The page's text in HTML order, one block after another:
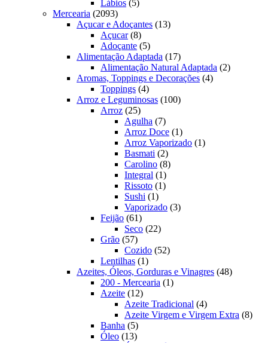
Lábios 55
Mercearia 20932093
produtos
Açucar e Adoçantes 1313
Açucar 88
produtos
Adoçante 55
produtos
Alimentação Adaptada 1717
produtos
Alimentação Natural Adaptada 22
Aromas, Toppings e Decorações 44
Toppings 44
produtos
Arroz e Leguminosas 100100
Arroz 2525
produtos
Agulha 77
produtos
Arroz Doce 11
produto
Arroz Vaporizado 11
Basmati 22
produtos
Carolino 88
Integral 11
produto
Rissoto 11
Sushi 11
produto
Vaporizado 33
Feijão 6161
produtos
Seco 2222
Grão 5757
produtos
Cozido 5252
Lentilhas 11
produto
Azeites, Óleos, Gorduras e Vinagres 4848
200 - Mercearia 11
Azeite 1212
produtos
Azeite Tradicional 44
produtos
Azeite Virgem e Virgem Extra 88
Banha 55
produtos
Óleo 1313